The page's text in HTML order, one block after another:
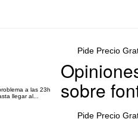
a las 23h
llegar al...
Pide Precio
Pide Precio
sobre